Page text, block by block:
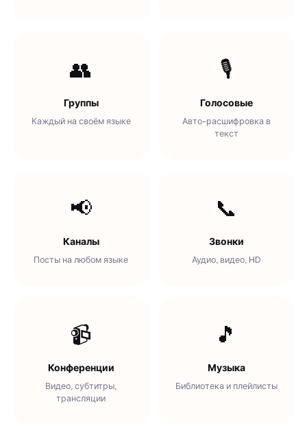
👥
Группы
Каждый на своём языке
🎙️
Голосовые
Авто-расшифровка в
текст
📢
Каналы
Посты на любом языке
📞
Звонки
Аудио, видео, HD
📹
Конференции
Видео, субтитры,
трансляции
🎵
Музыка
Библиотека и плейлисты